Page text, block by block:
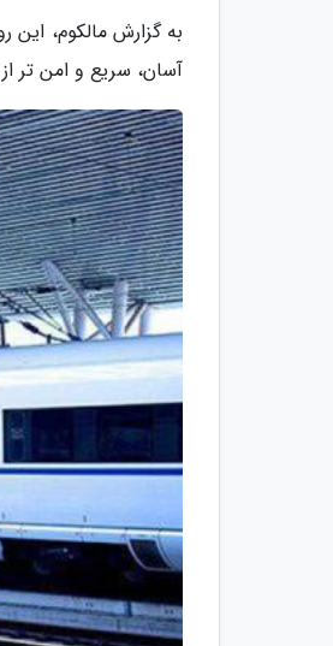
به گزارش مالکوم، این
آسان، سریع و امن تر